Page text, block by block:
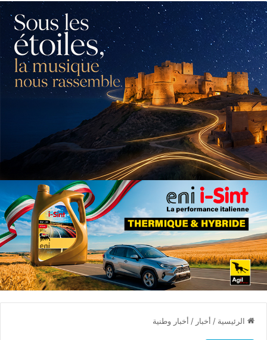
الرئيسية / أخبار / أخبار وطنية